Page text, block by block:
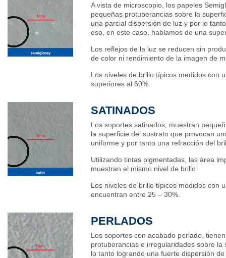
A vista de microscopio, los papeles
pequeñas protuberancias sobre la
una parcial dispersión de luz y por lo
eso, en este caso, hablamos de una
Los reflejos de la luz se reducen sin
de color ni rendimiento de la imagen de
Los niveles de brillo típicos medidos con
superiores al 60%.
SATINADOS
Los soportes satinados, muestran
la superficie del sustrato que provocan
uniforme y por tanto una refracción del
Utilizando tintas pigmentadas, las área
muestran el mismo nivel de brillo.
Los niveles de brillo típicos medidos con
encuentran entre 25 – 30%.
PERLADOS
Los soportes con acabado perlado,
protuberancias e irregularidades sobre la
lo tanto logrando una fuerte dispersión de